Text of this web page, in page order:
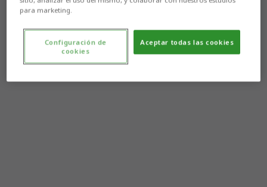
para marketing.
Aceptar todas las cookies
Configuración de
cookies